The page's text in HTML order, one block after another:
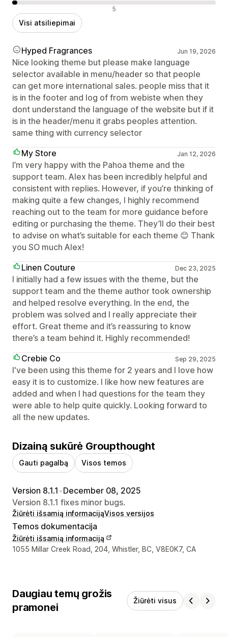
Neigiami atsiliepimai 5
Visi atsiliepimai
Hyped Fragrances Jun 19, 2026
Nice looking theme but please make language
selector available in menu/header so that people
can get more international sales. people miss that it
is in the footer and log of from webiste when they
dont understand the language of the website but if it
is in the header/menu it grabs peoples attention.
same thing with currency selector
My Store
Jan 12, 2026
I’m very happy with the Pahoa theme and the
support team. Alex has been incredibly helpful and
consistent with replies. However, if you’re thinking of
making quite a few changes, I highly recommend
reaching out to the team for more guidance before
editing or purchasing the theme. They’ll do their best
to advise on what’s suitable for each theme 😊 Thank
you SO much Alex!
Linen Couture
Dec 23, 2025
I initially had a few issues with the theme, but the
support team and the theme author took ownership
and helped resolve everything. In the end, the
problem was solved and I really appreciate their
effort. Great theme and it’s reassuring to know
there’s a team behind it. Highly recommended!
Crebie Co
Sep 29, 2025
I've been using this theme for 2 years and I love how
easy it is to customize. I like how new features are
added and when I had questions for the team they
were able to help quite quickly. Looking forward to
all the new updates.
Dizainą sukūrė Groupthought
Gauti pagalbą Visos temos
Version 8.1.1 •December 08, 2025
Version 8.1.1 fixes minor bugs.
Žiūrėti išsamią informacijąVisos versijos
Temos dokumentacija
Žiūrėti išsamią informaciją
Kūrėjo kontaktiniai duomenys
1055 Millar Creek Road, 204, Whistler, BC, V8E0K7, CA
Daugiau temų grožis
pramonei
Žiūrėti visus